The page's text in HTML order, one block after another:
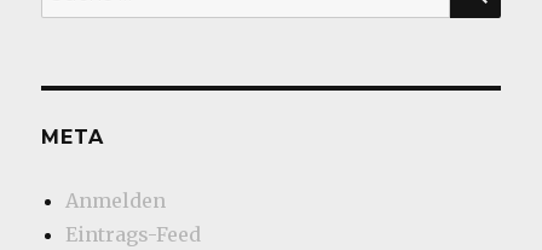
nach:
META
Anmelden
Eintrags-Feed